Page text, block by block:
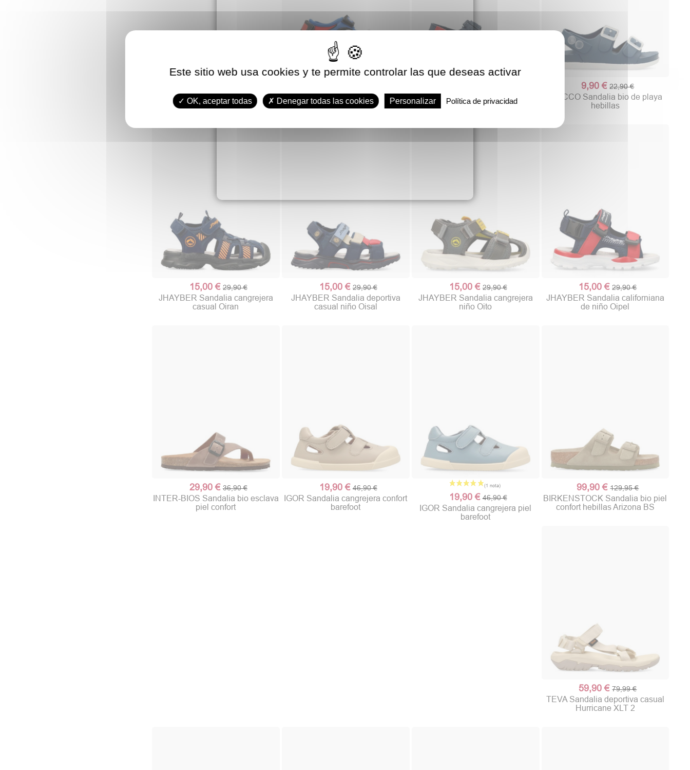
(1 nota)
GEOX Sandalia luces Ciberdron
Super Mario Bros
CARTAGO Sandalia bio niño
Milao Slide
9,90 € 22,90 €
CHICCO Sandalia bio de playa
hebillas
15,00 € 29,90 €
JHAYBER Sandalia cangrejera
casual Oiran
15,00 € 29,90 €
JHAYBER Sandalia deportiva
casual niño Oisal
15,00 € 29,90 €
JHAYBER Sandalia cangrejera
niño Oito
15,00 € 29,90 €
JHAYBER Sandalia californiana
de niño Oipel
29,90 € 36,90 €
INTER-BIOS Sandalia bio esclava
piel confort
19,90 € 46,90 €
IGOR Sandalia cangrejera confort
barefoot
19,90 € 46,90 €
IGOR Sandalia cangrejera piel
barefoot
99,90 € 129,95 €
BIRKENSTOCK Sandalia bio piel
confort hebillas Arizona BS
59,90 € 79,99 €
TEVA Sandalia deportiva casual
Hurricane XLT 2
Este sitio web usa cookies y te permite controlar las que deseas activar
OK, aceptar todas Denegar todas las cookies Personalizar Política de privacidad